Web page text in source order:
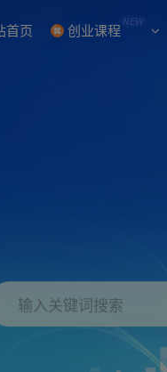
首页 创业课程 NEW
输入关键词搜索